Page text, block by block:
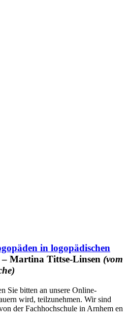
in logopädischen
– Martina Tittse-Linsen (vom
Sie bitten an unsere Online-
wird, teilzunehmen. Wir sind
der Fachhochschule in Arnhem en